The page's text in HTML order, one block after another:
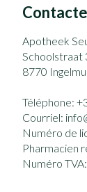
Apotheek
Schoolstraat
8770
Téléphone:
Courriel:
Numéro de
Pharmacien
Numéro TVA: